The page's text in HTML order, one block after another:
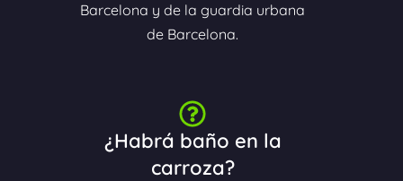
Barcelona y de la guardia urbana
de Barcelona.
¿Habrá baño en la
carroza?